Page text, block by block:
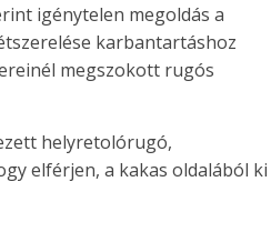
igénytelen megoldás a
karbantartáshoz
megszokott rugós
helyretolórugó,
elférjen, a kakas oldalából ki